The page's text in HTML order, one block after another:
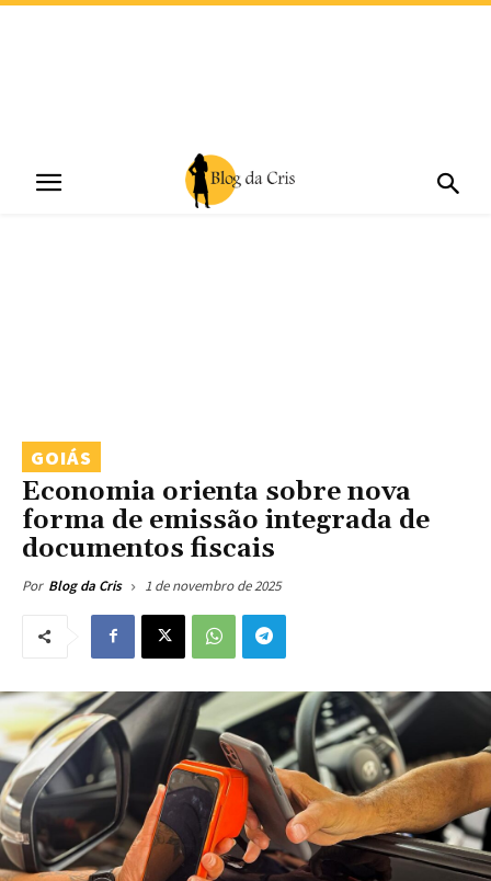
GOIÁS
Economia orienta sobre nova
forma de emissão integrada de
documentos fiscais
Por Blog da Cris 1 de novembro de 2025